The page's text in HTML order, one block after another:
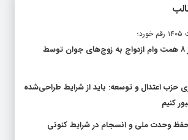
پرداخت بیش از ۸ همت وام ازدواج به زوج‌های جوان توسط
حزب اعتدال و توسعه: باید از شرایط طراحی‌شده
کنیم
حفظ وحدت ملی و انسجام در شرایط کنونی